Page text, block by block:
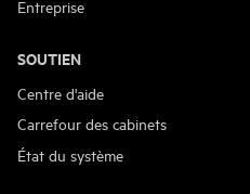
Entreprise
SOUTIEN
Centre d'aide
Carrefour des cabinets
État du système